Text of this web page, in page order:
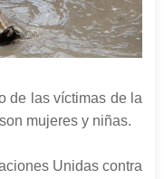
de las víctimas de la
mujeres y niñas.
Unidas contra